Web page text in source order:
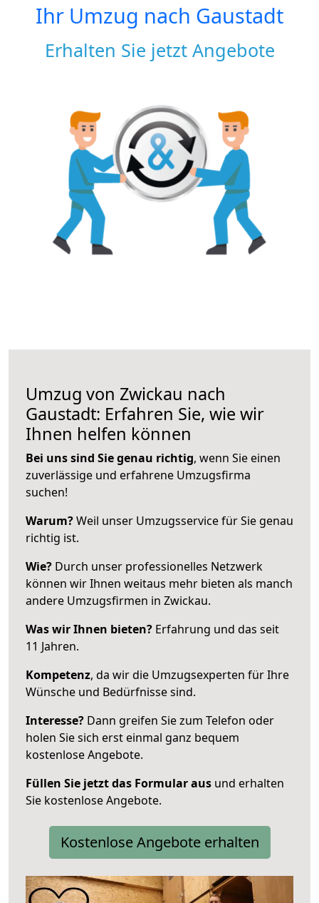
Ihr Umzug nach Gaustadt
Erhalten Sie jetzt Angebote
Umzug von Zwickau nach
Gaustadt: Erfahren Sie, wie wir
Ihnen helfen können
Bei uns sind Sie genau richtig, wenn Sie einen
zuverlässige und erfahrene Umzugsfirma
suchen!
Warum?Weil unser Umzugsservice für Sie genau
richtig ist.
Wie? Durch unser professionelles Netzwerk
können wir Ihnen weitaus mehr bieten als manch
andere Umzugsfirmen in Zwickau.
Was wir Ihnen bieten? Erfahrung und das seit
11 Jahren.
Kompetenz, da wir die Umzugsexperten für Ihre
Wünsche und Bedürfnisse sind.
Interesse? Dann greifen Sie zum Telefon oder
holen Sie sich erst einmal ganz bequem
kostenlose Angebote.
Füllen Sie jetzt das Formular aus und erhalten
Sie kostenlose Angebote.
Kostenlose Angebote erhalten